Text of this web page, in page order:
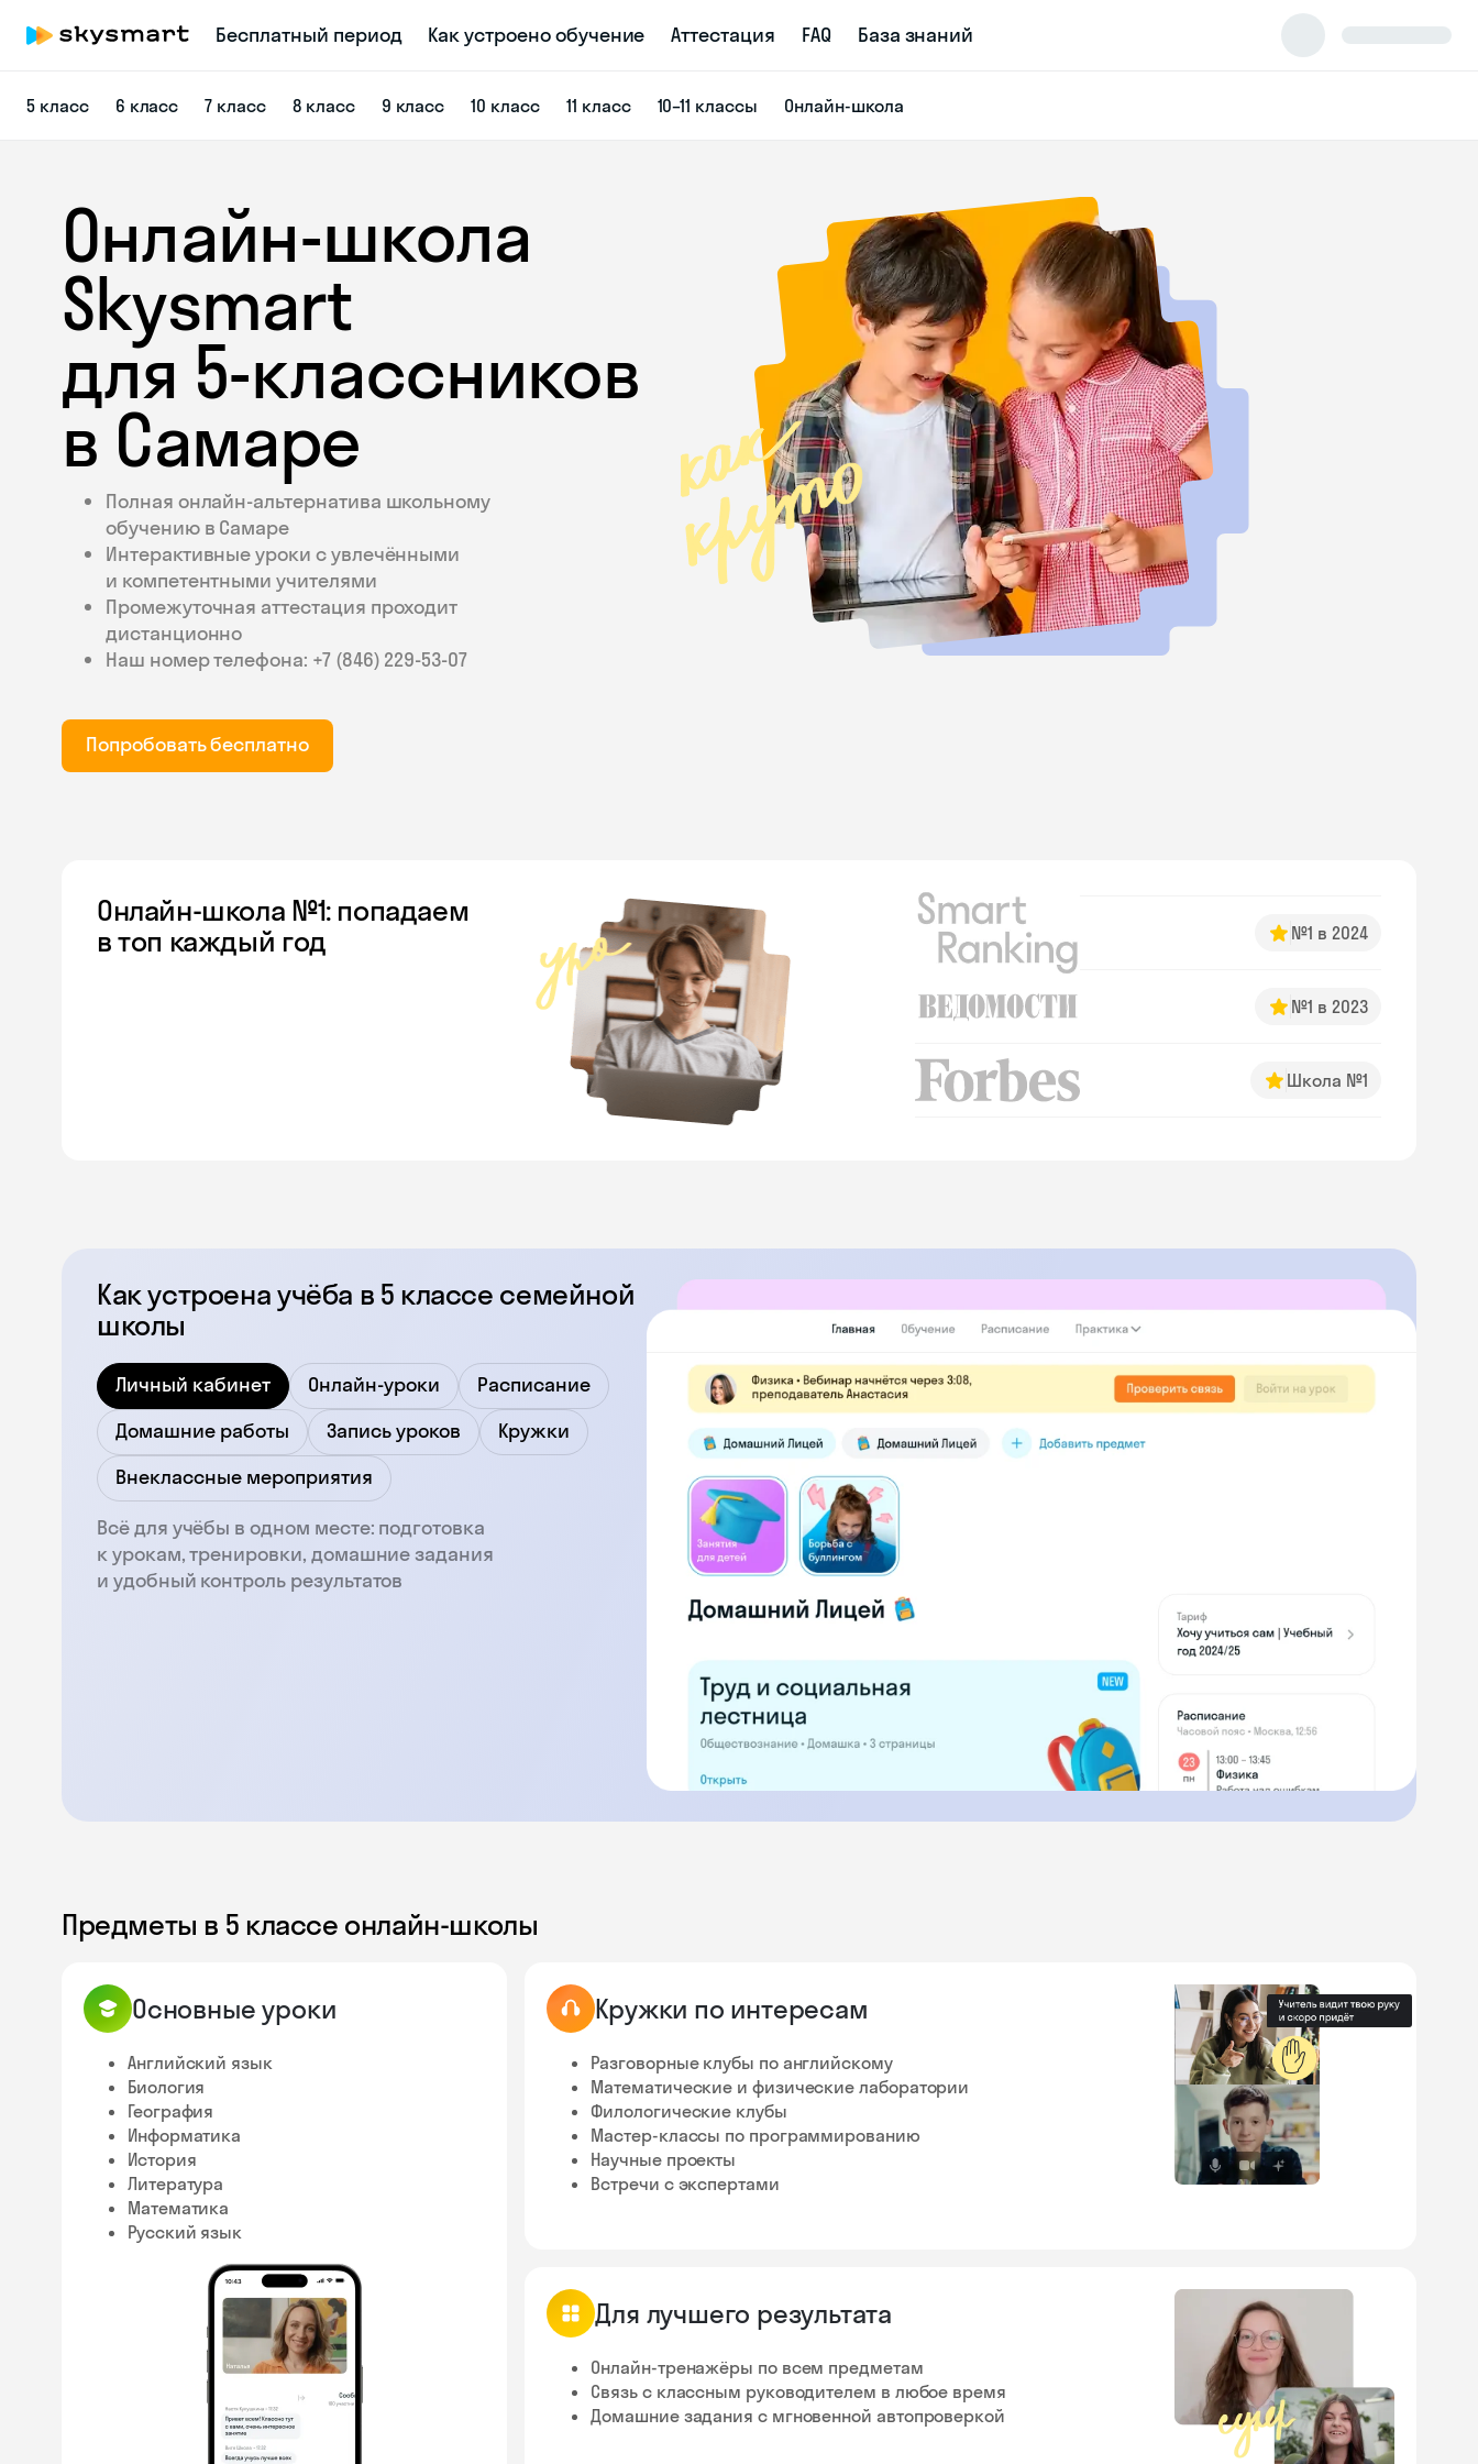
Бесплатный период Как устроено обучение Аттестация FAQ База знаний
5 класс 6 класс 7 класс 8 класс 9 класс 10 класс 11 класс 10–11 классы Онлайн-школа
Онлайн-школа
Skysmart
для 5‑классников
в Самаре
Полная онлайн-альтернатива школьному
обучению в Самаре
Интерактивные уроки с увлечёнными
и компетентными учителями
Промежуточная аттестация проходит
дистанционно
Наш номер телефона: +7 (846) 229‑53‑07
Попробовать бесплатно
Онлайн-школа №1: попадаем
в топ каждый год
№1 в 2024
№1 в 2023
Школа №1
Как устроена учёба в 5 классе семейной
школы
Личный кабинет Онлайн-уроки
Расписание
Домашние работы
Запись уроков
Кружки
Внеклассные мероприятия
Всё для учёбы в одном месте: подготовка
к урокам, тренировки, домашние задания
и удобный контроль результатов
Предметы в 5 классе онлайн-школы
Основные уроки
Английский язык
Биология
География
Информатика
История
Литература
Математика
Русский язык
Кружки по интересам
Разговорные клубы по английскому
Математические и физические лаборатории
Филологические клубы
Мастер-классы по программированию
Научные проекты
Встречи с экспертами
✋
Для лучшего результата
Онлайн-тренажёры по всем предметам
Связь с классным руководителем в любое время
Домашние задания с мгновенной автопроверкой